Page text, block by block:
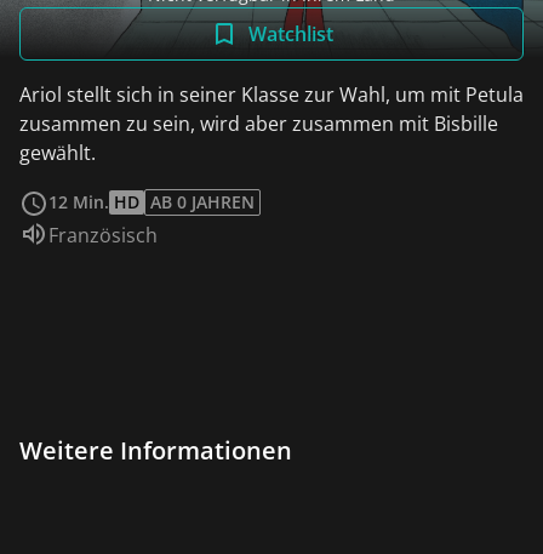
Watchlist
Ariol stellt sich in seiner Klasse zur Wahl, um mit Petula
zusammen zu sein, wird aber zusammen mit Bisbille
gewählt.
12 Min. HD AB 0 JAHREN
Sprache:
Französisch
Weitere Informationen